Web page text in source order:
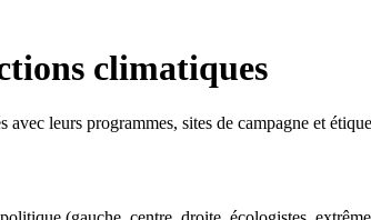
climatiques
leurs programmes, sites de campagne et